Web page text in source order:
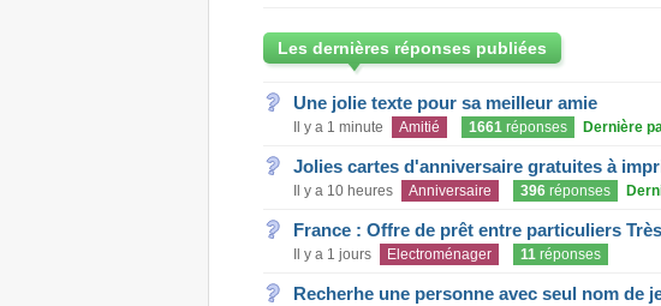
Les dernières réponses publiées
Une jolie texte pour sa meilleur amie
Il y a 1 minute Amitié 1661réponses Dernière
Jolies cartes d'anniversaire gratuites à
Il y a 10 heures Anniversaire 396réponses
France : Offre de prêt entre particuliers
Il y a 1 jours Electroménager 11réponses
Recherhe une personne avec seul nom de